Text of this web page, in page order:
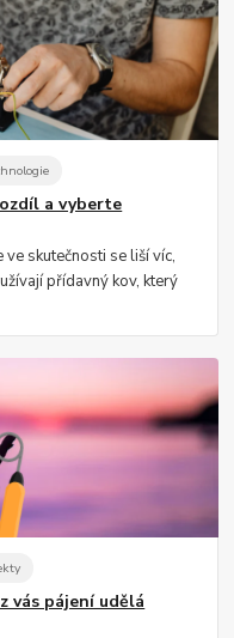
a vyberte
skutečnosti se liší víc,
přídavný kov, který
vás pájení udělá